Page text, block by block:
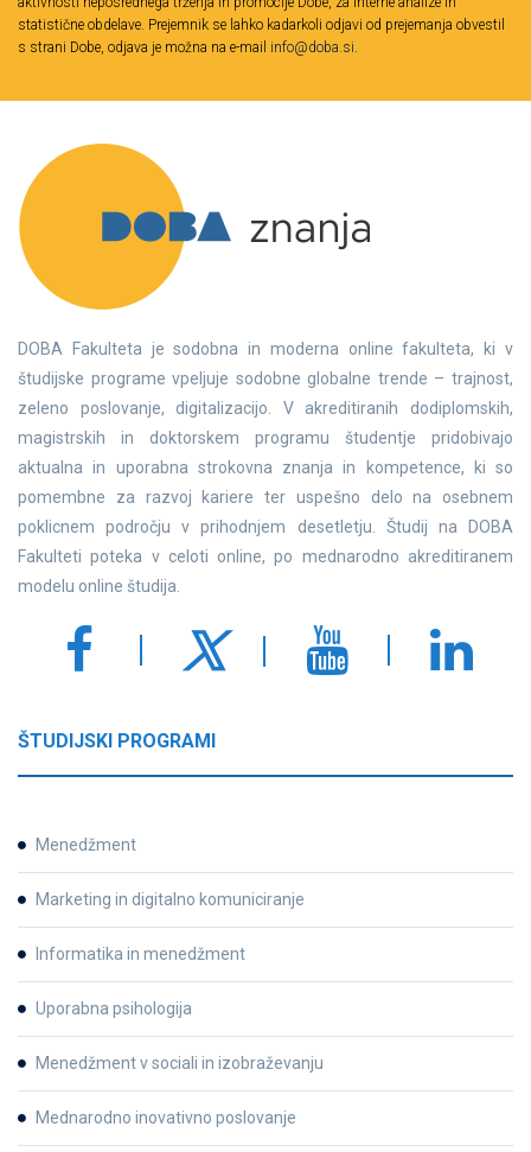
statistične obdelave. Prejemnik se lahko kadarkoli odjavi od prejemanja obvestil
s strani Dobe, odjava je možna na e-mail info@doba.si.
DOBA Fakulteta je sodobna in moderna online fakulteta, ki v
študijske programe vpeljuje sodobne globalne trende – trajnost,
zeleno poslovanje, digitalizacijo. V akreditiranih dodiplomskih,
magistrskih in doktorskem programu študentje pridobivajo
aktualna in uporabna strokovna znanja in kompetence, ki so
pomembne za razvoj kariere ter uspešno delo na osebnem
poklicnem področju v prihodnjem desetletju. Študij na DOBA
Fakulteti poteka v celoti online, po mednarodno akreditiranem
modelu online študija.
ŠTUDIJSKI PROGRAMI
Menedžment
Marketing in digitalno komuniciranje
Informatika in menedžment
Uporabna psihologija
Menedžment v sociali in izobraževanju
Mednarodno inovativno poslovanje